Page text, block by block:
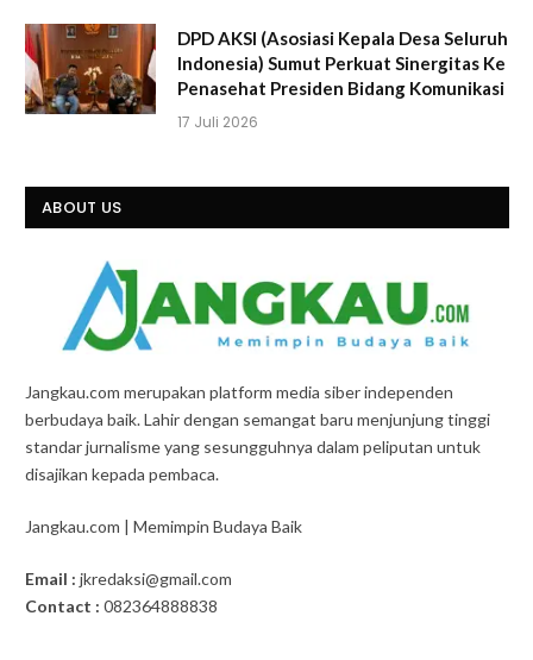
DPD AKSI (Asosiasi Kepala Desa Seluruh
Indonesia) Sumut Perkuat Sinergitas Ke
Penasehat Presiden Bidang Komunikasi
17 Juli 2026
ABOUT US
Jangkau.com merupakan platform media siber independen
berbudaya baik. Lahir dengan semangat baru menjunjung tinggi
standar jurnalisme yang sesungguhnya dalam peliputan untuk
disajikan kepada pembaca.
Jangkau.com | Memimpin Budaya Baik
Email : jkredaksi@gmail.com
Contact : 082364888838